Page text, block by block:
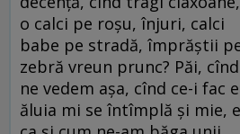
o calci pe roşu, înjuri, calci
babe pe stradă, împrăştii
zebră vreun prunc? Păi, cînd
ne vedem aşa, cînd ce-i fac
ăluia mi se întîmplă şi mie, e